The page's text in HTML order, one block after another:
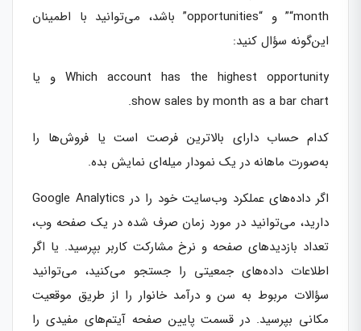
“month” و “opportunities” باشد، می‌توانید با اطمینان
این‌گونه سؤال کنید:
Which account has the highest opportunity
و یا
show sales by month as a bar chart.
کدام حساب دارای بالاترین فرصت است یا فروش‌ها را
به‌صورت ماهانه در یک نمودار میله‌ای نمایش بده.
اگر داده‌های عملکرد وب‌سایت خود را در Google Analytics
دارید، می‌توانید در مورد زمان صرف شده در یک صفحه وب،
تعداد بازدیدهای صفحه و نرخ مشارکت کاربر بپرسید. یا اگر
اطلاعات داده‌های جمعیتی را جستجو می‌کنید، می‌توانید
سؤالات مربوط به سن و درآمد خانوار را از طریق موقعیت
مکانی بپرسید. در قسمت پایین صفحه آیتم‌های مفیدی را